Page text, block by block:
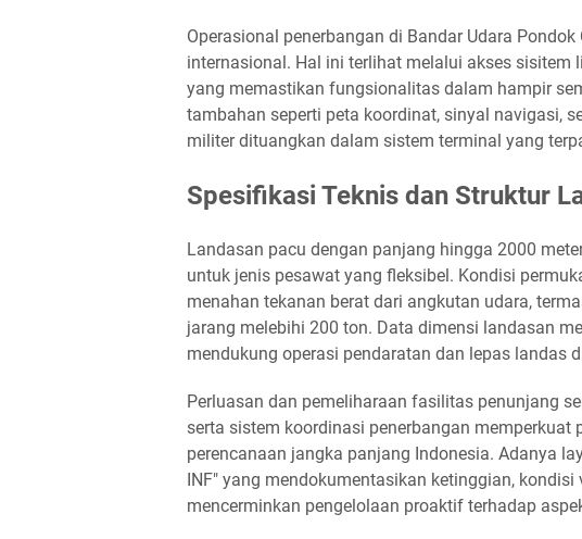
Operasional penerbangan di Bandar Udara
internasional. Hal ini terlihat melalui akses
yang memastikan fungsionalitas dalam hampir
tambahan seperti peta koordinat, sinyal navigasi,
militer dituangkan dalam sistem terminal yang
Spesifikasi Teknis dan Struktur
Landasan pacu dengan panjang hingga 2000
untuk jenis pesawat yang fleksibel. Kondisi
menahan tekanan berat dari angkutan udara,
jarang melebihi 200 ton. Data dimensi landasan
mendukung operasi pendaratan dan lepas landas
Perluasan dan pemeliharaan fasilitas penunjang
serta sistem koordinasi penerbangan memperkuat
perencanaan jangka panjang Indonesia. Adanya
INF" yang mendokumentasikan ketinggian,
mencerminkan pengelolaan proaktif terhadap